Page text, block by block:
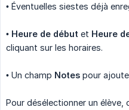
• Éventuelles siestes déjà
• Heure de début et Heure
cliquant sur les horaires.
• Un champ Notes pour
Pour désélectionner un élève,